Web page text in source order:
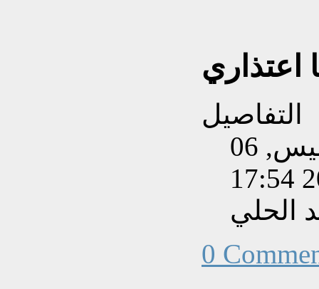
التفاصيل
تم إنشاءه بتاريخ الخميس, 06
الحلي
0